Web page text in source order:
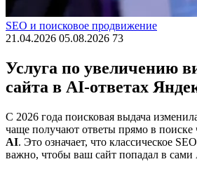
SEO и поисковое продвижение
21.04.2026 05.08.2026 73
Услуга по увеличению
сайта в AI-ответах
С 2026 года поисковая выдача
чаще получают ответы прямо в поиске
AI. Это означает, что классическое
важно, чтобы ваш сайт попадал в сами